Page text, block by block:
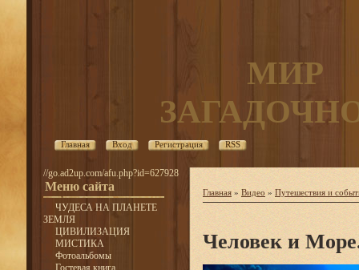
МИР
Главная Вход Регистрация RSS
//go.ad2up.com/afu.php?id=627928
Меню сайта
ЧУДЕСА НА ПЛАНЕТЕ
ЗЕМЛЯ
ЦИВИЛИЗАЦИЯ
МИСТИКА
Фотоальбомы
Гостевая книга
Главная » Видео » Путешествия и
Человек и